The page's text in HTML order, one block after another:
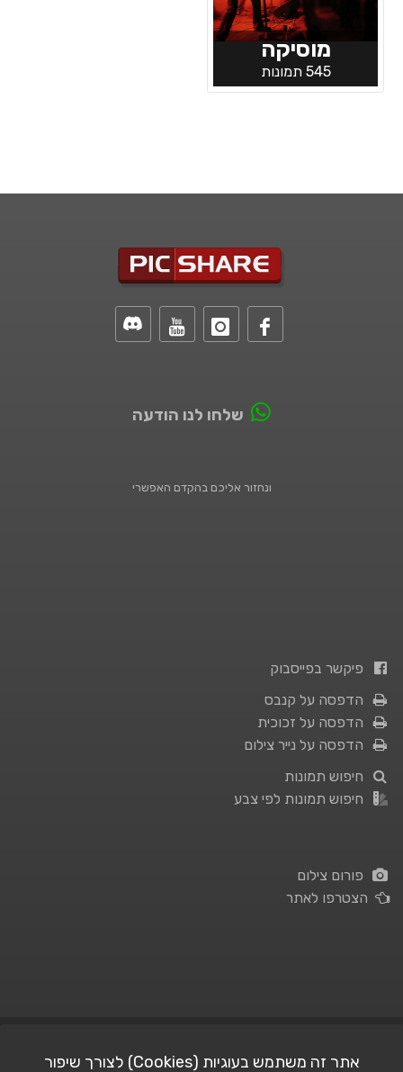
מוסיקה
545 תמונות
שלחו לנו הודעה
ונחזור אליכם בהקדם האפשרי
פיקשר בפייסבוק
הדפסה על קנבס
הדפסה על זכוכית
הדפסה על נייר צילום
חיפוש תמונות
חיפוש תמונות לפי צבע
פורום צילום
הצטרפו לאתר
אתר זה משתמש בעוגיות (Cookies) לצורך שיפור